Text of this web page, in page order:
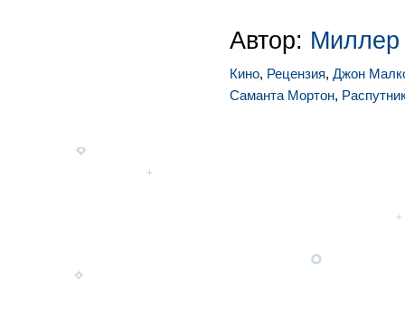
Автор: Миллер
Кино, Рецензия, Джон
Саманта Мортон,